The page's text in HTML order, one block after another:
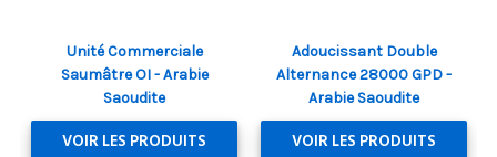
Unité Commerciale
Saumâtre OI - Arabie
Saoudite
VOIR LES PRODUITS
Adoucissant Double
Alternance 28000 GPD -
Arabie Saoudite
VOIR LES PRODUITS